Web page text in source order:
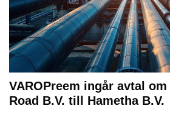
VAROPreem ingår avtal
Road B.V. till Hametha B.V.